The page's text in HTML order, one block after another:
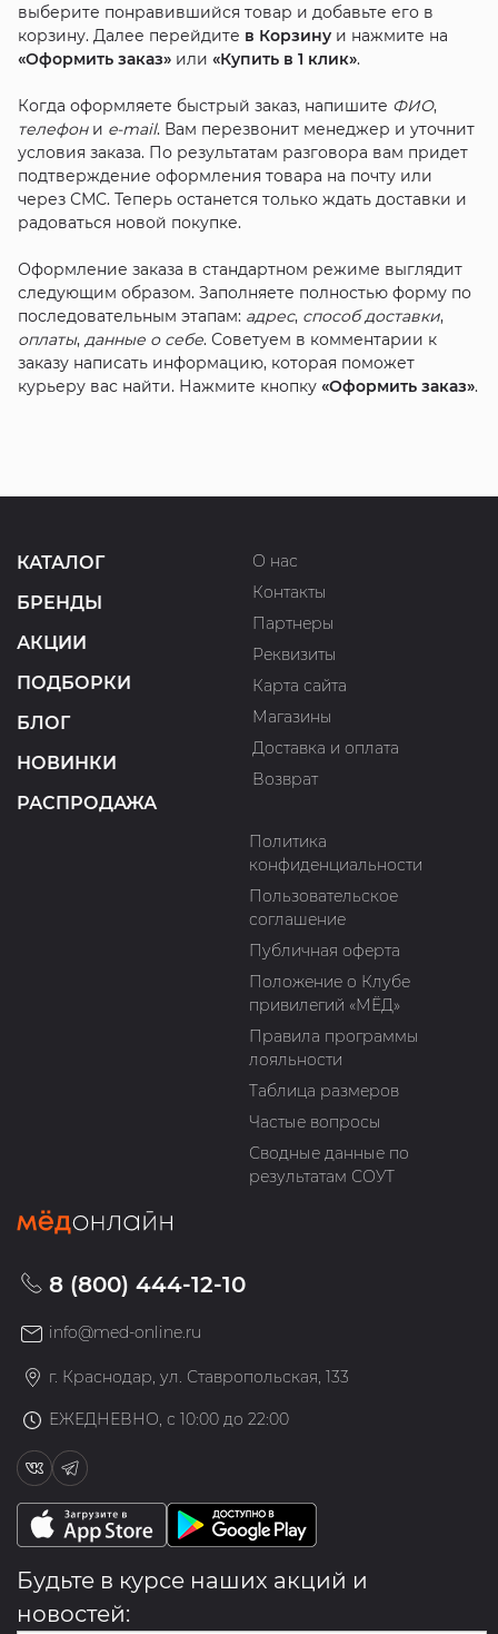
выберите понравившийся товар и добавьте его в
корзину. Далее перейдите в Корзинуи нажмите на
«Оформить заказ»или «Купить в 1 клик».
Когда оформляете быстрый заказ, напишите ФИО,
телефони e-mail. Вам перезвонит менеджер и уточнит
условия заказа. По результатам разговора вам придет
подтверждение оформления товара на почту или
через СМС. Теперь останется только ждать доставки и
радоваться новой покупке.
Оформление заказа в стандартном режиме выглядит
следующим образом. Заполняете полностью форму по
последовательным этапам: адрес, способ доставки,
оплаты, данные о себе. Советуем в комментарии к
заказу написать информацию, которая поможет
курьеру вас найти. Нажмите кнопку «Оформить заказ».
КАТАЛОГ
БРЕНДЫ
АКЦИИ
ПОДБОРКИ
БЛОГ
НОВИНКИ
РАСПРОДАЖА
О нас
Контакты
Партнеры
Реквизиты
Карта сайта
Магазины
Доставка и оплата
Возврат
Политика
конфиденциальности
Пользовательское
соглашение
Публичная оферта
Положение о Клубе
привилегий «МЁД»
Правила программы
лояльности
Таблица размеров
Частые вопросы
Сводные данные по
результатам СОУТ
8 (800) 444-12-10
info@med-online.ru
г. Краснодар, ул. Ставропольская, 133
ЕЖЕДНЕВНО, с 10:00 до 22:00
Будьте в курсе наших акций и
новостей: